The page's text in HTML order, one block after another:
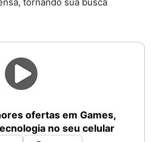
ofertas em Games,
no seu celular